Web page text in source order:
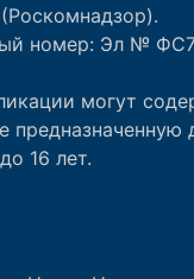
номер: Эл №
могут
предназначенную
16 лет.